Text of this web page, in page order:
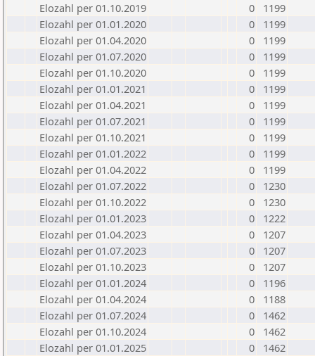
Elozahl per 01.10.2019
0
1199
Elozahl per 01.01.2020
0
1199
Elozahl per 01.04.2020
0
1199
Elozahl per 01.07.2020
0
1199
Elozahl per 01.10.2020
0
1199
Elozahl per 01.01.2021
0
1199
Elozahl per 01.04.2021
0
1199
Elozahl per 01.07.2021
0
1199
Elozahl per 01.10.2021
0
1199
Elozahl per 01.01.2022
0
1199
Elozahl per 01.04.2022
0
1199
Elozahl per 01.07.2022
0
1230
Elozahl per 01.10.2022
0
1230
Elozahl per 01.01.2023
0
1222
Elozahl per 01.04.2023
0
1207
Elozahl per 01.07.2023
0
1207
Elozahl per 01.10.2023
0
1207
Elozahl per 01.01.2024
0
1196
Elozahl per 01.04.2024
0
1188
Elozahl per 01.07.2024
0
1462
Elozahl per 01.10.2024
0
1462
Elozahl per 01.01.2025
0
1462